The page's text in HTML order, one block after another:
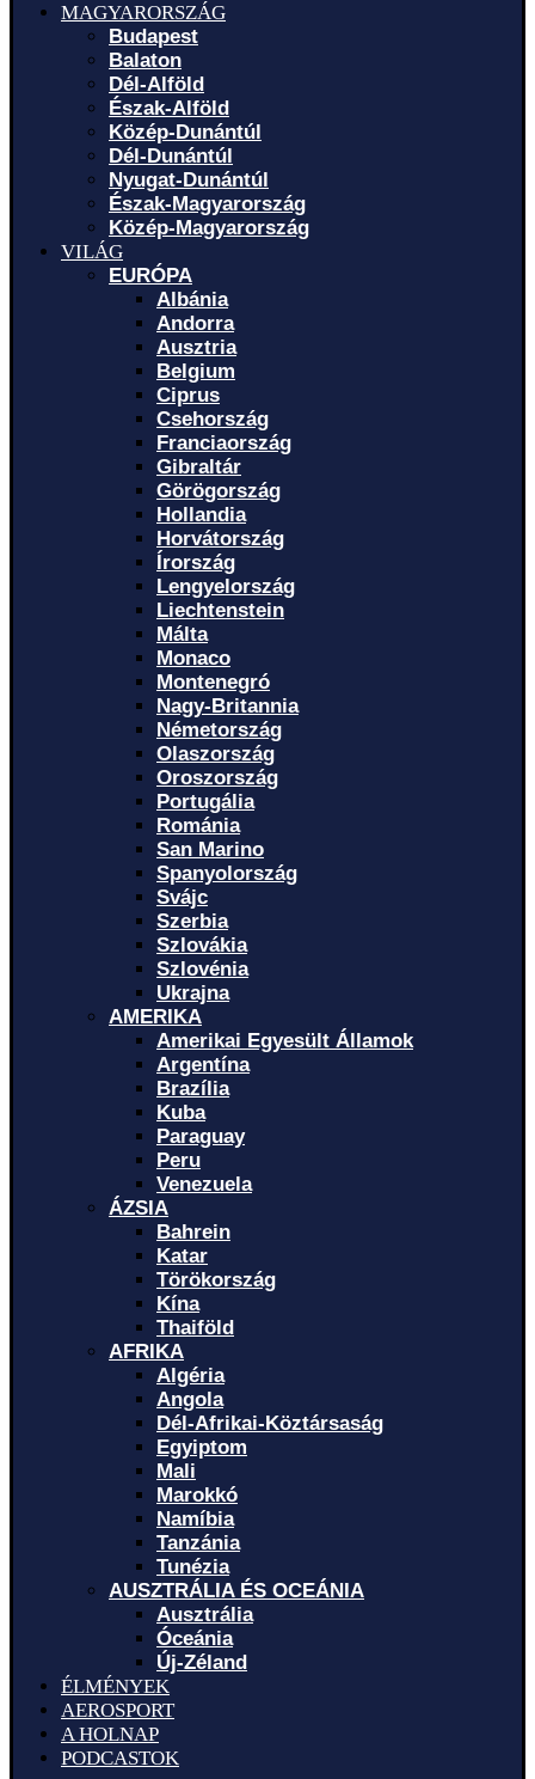
MAGYARORSZÁG
Budapest
Balaton
Dél-Alföld
Észak-Alföld
Közép-Dunántúl
Dél-Dunántúl
Nyugat-Dunántúl
Észak-Magyarország
Közép-Magyarország
VILÁG
EURÓPA
Albánia
Andorra
Ausztria
Belgium
Ciprus
Csehország
Franciaország
Gibraltár
Görögország
Hollandia
Horvátország
Írország
Lengyelország
Liechtenstein
Málta
Monaco
Montenegró
Nagy-Britannia
Németország
Olaszország
Oroszország
Portugália
Románia
San Marino
Spanyolország
Svájc
Szerbia
Szlovákia
Szlovénia
Ukrajna
AMERIKA
Amerikai Egyesült Államok
Argentína
Brazília
Kuba
Paraguay
Peru
Venezuela
ÁZSIA
Bahrein
Katar
Törökország
Kína
Thaiföld
AFRIKA
Algéria
Angola
Dél-Afrikai-Köztársaság
Egyiptom
Mali
Marokkó
Namíbia
Tanzánia
Tunézia
AUSZTRÁLIA ÉS OCEÁNIA
Ausztrália
Óceánia
Új-Zéland
ÉLMÉNYEK
AEROSPORT
A HOLNAP
PODCASTOK